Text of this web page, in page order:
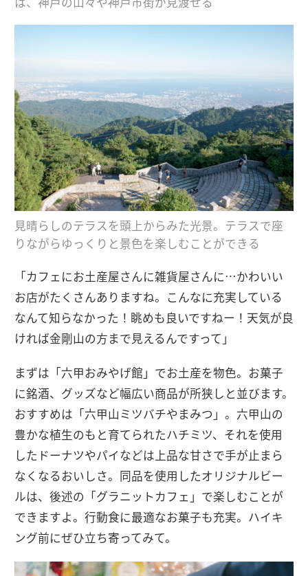
見晴らしのテラスを頭上からみた光景。テラスで座
りながらゆっくりと景色を楽しむことができる
「カフェにお土産屋さんに雑貨屋さんに…かわいい
お店がたくさんありますね。こんなに充実している
なんて知らなかった！眺めも良いですねー！天気が良
ければ金剛山の方まで見えるんですって」
まずは「六甲おみやげ館」でお土産を物色。お菓子
に銘酒、グッズなど幅広い商品が所狭しと並びます。
おすすめは「六甲山ミツバチやまみつ」。六甲山の
豊かな植生のもと育てられたハチミツ、それを使用
したドーナツやパイなどは上品な甘さで手が止まら
なくなるおいしさ。同品を使用したオリジナルビー
ルは、後述の「グラニットカフェ」で楽しむことが
できますよ。行動食に最適なお菓子も充実。ハイキ
ング前にぜひ立ち寄ってみて。